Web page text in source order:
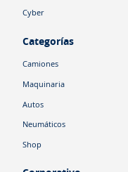
Cyber
Categorías
Camiones
Maquinaria
Autos
Neumáticos
Shop